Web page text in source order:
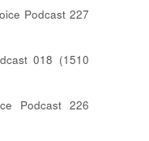
Podcast 227
018 (1510
Podcast 226